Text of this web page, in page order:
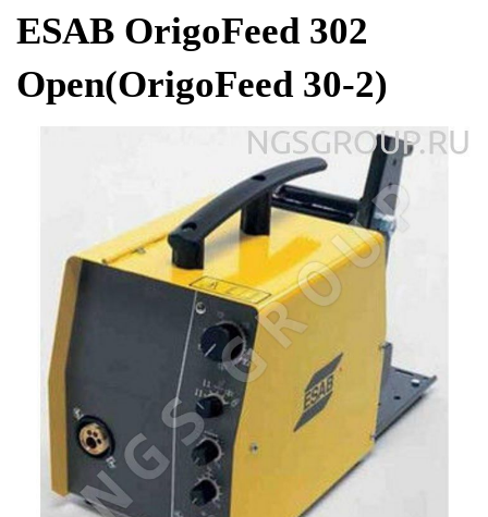
ESAB OrigoFeed 302
Open(OrigoFeed 30-2)